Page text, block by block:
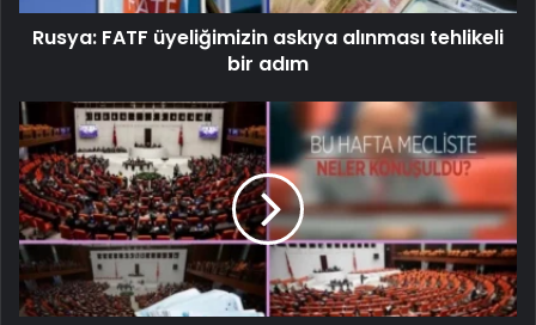
Rusya: FATF üyeliğimizin askıya alınması tehlikeli
bir adım